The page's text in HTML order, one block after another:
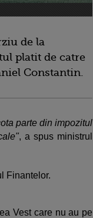
de la
platit de catre
Constantin.
parte din impozitul
, a spus ministrul
Finantelor.
Vest care nu au pe